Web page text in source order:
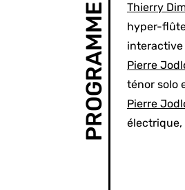
PROGRAMME Thierry
hyper-
interactive
Pierre
ténor solo
Pierre
électrique,